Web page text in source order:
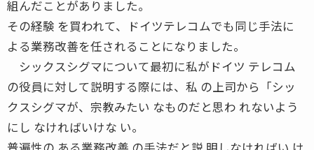
組んだことがありました。
その経験 を買われて、ドイツテレコムでも同じ手法に
よる業務改善を任されることになりました。
シックスシグマについて最初に私がドイツ テレコム
の役員に対して説明する際には、私 の上司から「シッ
クスシグマが、宗教みたい なものだと思わ れないよう
にし なければいけな い。